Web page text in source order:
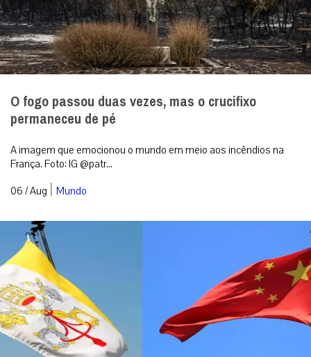
O fogo passou duas vezes, mas o crucifixo
permaneceu de pé
A imagem que emocionou o mundo em meio aos incêndios na
França. Foto: IG @patr...
06 / Aug | Mundo